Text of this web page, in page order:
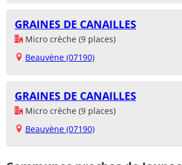
GRAINES DE CANAILLES
Micro crèche (9 places)
Beauvène (07190)
GRAINES DE CANAILLES
Micro crèche (9 places)
Beauvène (07190)